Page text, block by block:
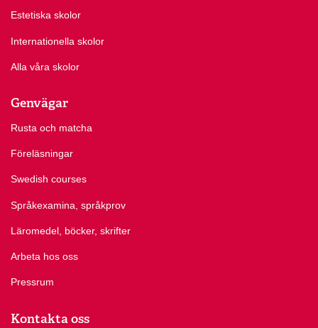
Estetiska skolor
Internationella skolor
Alla våra skolor
Genvägar
Rusta och matcha
Föreläsningar
Swedish courses
Språkexamina, språkprov
Läromedel, böcker, skrifter
Arbeta hos oss
Pressrum
Kontakta oss